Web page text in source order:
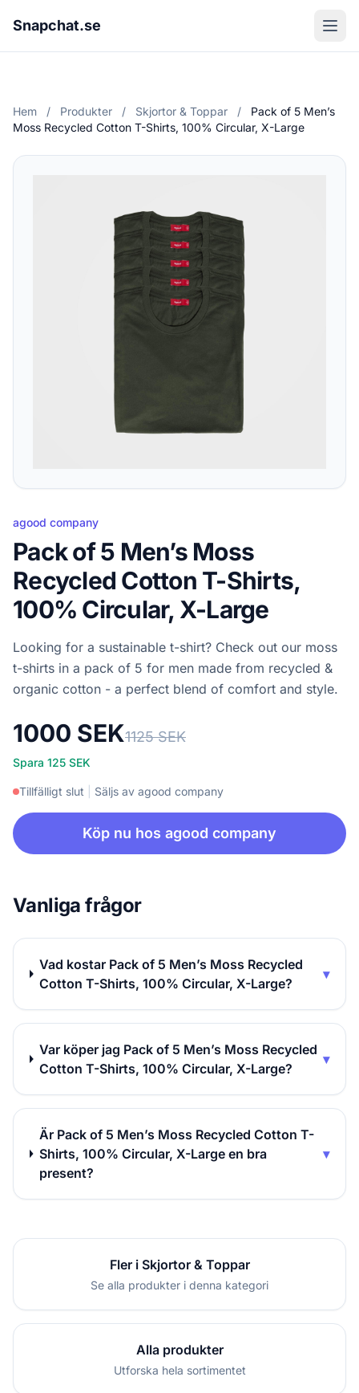
Snapchat.se
Hem / Produkter / Skjortor & Toppar /
Pack of 5 Men’s
Moss Recycled Cotton T-Shirts, 100% Circular, X-Large
agood company
Pack of 5 Men’s Moss
Recycled Cotton T-Shirts,
100% Circular, X-Large
Looking for a sustainable t-shirt? Check out our moss
t-shirts in a pack of 5 for men made from recycled &
organic cotton - a perfect blend of comfort and style.
1000 SEK1125 SEK
Spara 125 SEK
Tillfälligt slut Säljs av agood company
Köp nu hos agood company
Vanliga frågor
Vad kostar Pack of 5 Men’s Moss Recycled
Cotton T-Shirts, 100% Circular, X-Large?
▾
Var köper jag Pack of 5 Men’s Moss Recycled
Cotton T-Shirts, 100% Circular, X-Large?
▾
Är Pack of 5 Men’s Moss Recycled Cotton T-
Shirts, 100% Circular, X-Large en bra
present?
▾
Fler i Skjortor & Toppar
Se alla produkter i denna kategori
Alla produkter
Utforska hela sortimentet